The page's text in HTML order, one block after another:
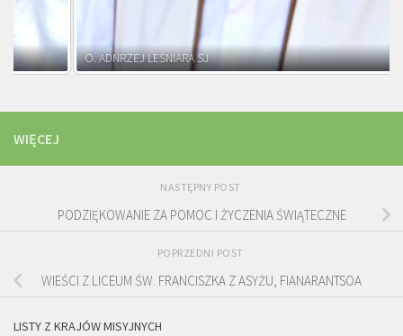
O. ADNRZEJ LEŚNIARA SJ
WIĘCEJ
NASTĘPNY POST
PODZIĘKOWANIE ZA POMOC I ŻYCZENIA ŚWIĄTECZNE
POPRZEDNI POST
WIEŚCI Z LICEUM ŚW. FRANCISZKA Z ASYŻU, FIANARANTSOA
LISTY Z KRAJÓW MISYJNYCH